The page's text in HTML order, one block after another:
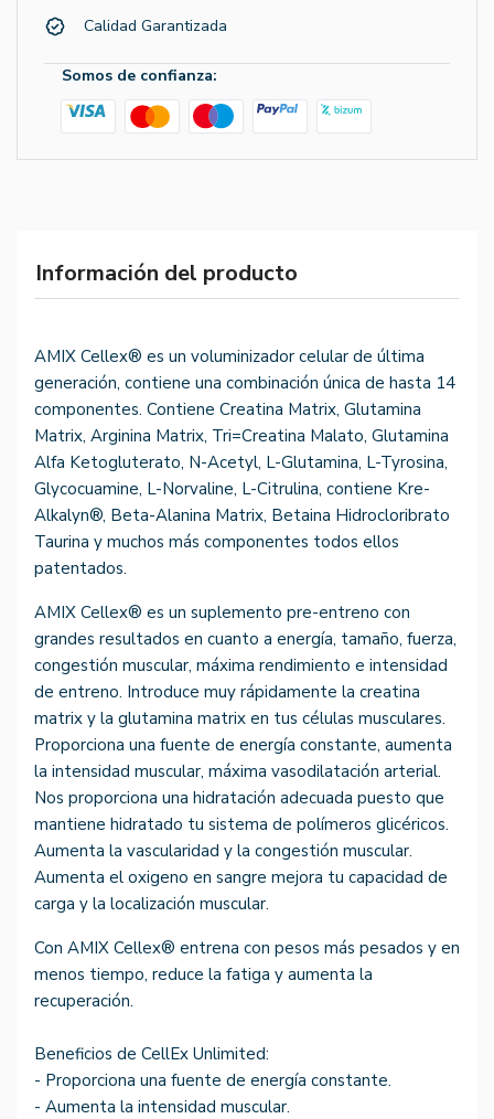
Calidad Garantizada
Somos de confianza:
Información del producto
AMIX Cellex® es un voluminizador celular de última
generación, contiene una combinación única de hasta 14
componentes. Contiene Creatina Matrix, Glutamina
Matrix, Arginina Matrix, Tri=Creatina Malato, Glutamina
Alfa Ketogluterato, N-Acetyl, L-Glutamina, L-Tyrosina,
Glycocuamine, L-Norvaline, L-Citrulina, contiene Kre-
Alkalyn®, Beta-Alanina Matrix, Betaina Hidrocloribrato
Taurina y muchos más componentes todos ellos
patentados.
AMIX Cellex® es un suplemento pre-entreno con
grandes resultados en cuanto a energía, tamaño, fuerza,
congestión muscular, máxima rendimiento e intensidad
de entreno. Introduce muy rápidamente la creatina
matrix y la glutamina matrix en tus células musculares.
Proporciona una fuente de energía constante, aumenta
la intensidad muscular, máxima vasodilatación arterial.
Nos proporciona una hidratación adecuada puesto que
mantiene hidratado tu sistema de polímeros glicéricos.
Aumenta la vascularidad y la congestión muscular.
Aumenta el oxigeno en sangre mejora tu capacidad de
carga y la localización muscular.
Con AMIX Cellex® entrena con pesos más pesados y en
menos tiempo, reduce la fatiga y aumenta la
recuperación.
Beneficios de CellEx Unlimited:
- Proporciona una fuente de energía constante.
- Aumenta la intensidad muscular.